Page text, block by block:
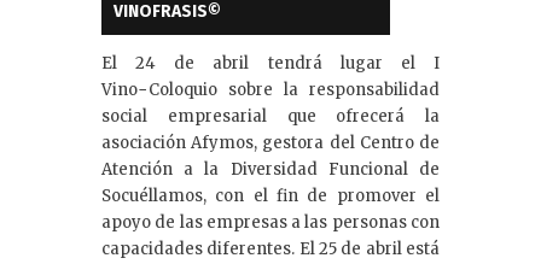
VINOFRASIS©
El 24 de abril tendrá lugar el I
Vino−Coloquio sobre la responsabilidad
social empresarial que ofrecerá la
asociación Afymos, gestora del Centro de
Atención a la Diversidad Funcional de
Socuéllamos, con el fin de promover el
apoyo de las empresas a las personas con
capacidades diferentes. El 25 de abril está